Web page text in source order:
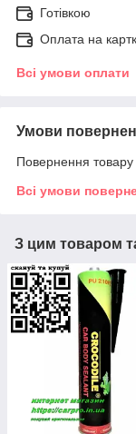
Готівкою
Оплата на
Всі умови оплати
Умови
Повернення товару
Всі умови
З цим товаром